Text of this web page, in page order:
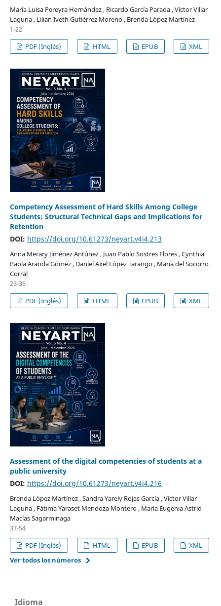
María Luisa Pereyra Hernández , Ricardo García Parada , Víctor Villar
Laguna , Lilian Iveth Gutiérrez Moreno , Brenda López Martínez
1-22
PDF (Inglés)
HTML EPUB XML
Competency Assessment of Hard Skills Among College
Students: Structural Technical Gaps and Implications for
Retention
DOI: https://doi.org/10.61273/neyart.v4i4.213
Anna Merary Jiménez Antúnez , Juan Pablo Sostres Flores , Cynthia
Paola Aranda Gómez , Daniel Axel López Tarango , María del Socorro
Corral
23-36
PDF (Inglés)
HTML EPUB XML
Assessment of the digital competencies of students at a
public university
DOI: https://doi.org/10.61273/neyart.v4i4.216
Brenda López Martínez , Sandra Yarely Rojas García , Víctor Villar
Laguna , Fátima Yaraset Mendoza Montero , María Eugenia Astrid
Macías Sagarminaga
37-54
PDF (Inglés)
HTML EPUB
XML
Ver todos los números
Idioma